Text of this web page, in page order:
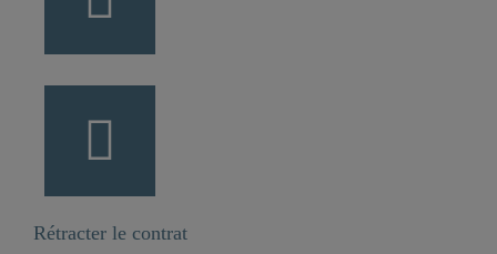
Rétracter le contrat